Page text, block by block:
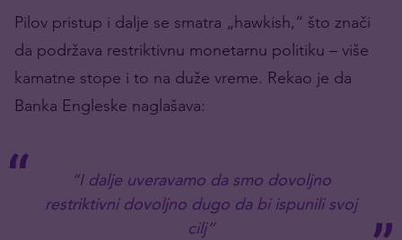
Pilov pristup i dalje se smatra „hawkish,“ što znači
da podržava restriktivnu monetarnu politiku – više
kamatne stope i to na duže vreme. Rekao je da
Banka Engleske naglašava:
“I dalje uveravamo da smo dovoljno
restriktivni dovoljno dugo da bi ispunili svoj
cilj“